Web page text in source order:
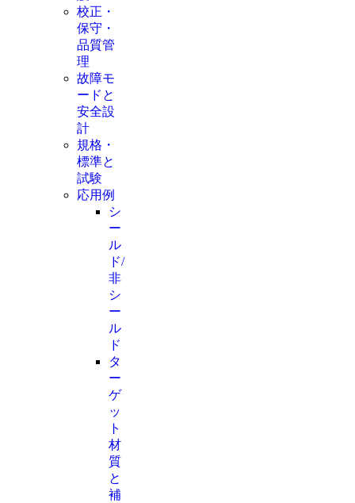
校正・
保守・
品質管
理
故障モ
ードと
安全設
計
規格・
標準と
試験
応用例
シ
ー
ル
ド/
非
シ
ー
ル
ド
タ
ー
ゲ
ッ
ト
材
質
と
補